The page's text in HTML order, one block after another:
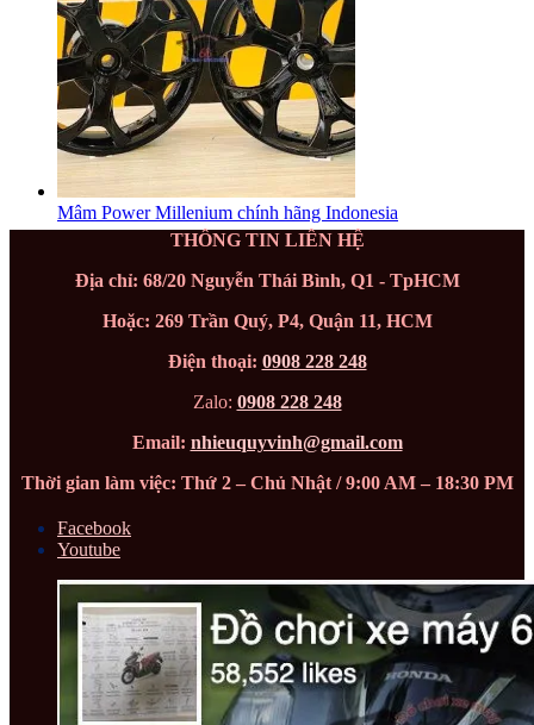
Mâm Power Millenium chính hãng Indonesia
THÔNG TIN LIÊN HỆ
Địa chỉ: 68/20 Nguyễn Thái Bình, Q1 - TpHCM
Hoặc: 269 Trần Quý, P4, Quận 11, HCM
Điện thoại: 0908 228 248
Zalo: 0908 228 248
Email: nhieuquyvinh@gmail.com
Thời gian làm việc: Thứ 2 – Chủ Nhật / 9:00 AM – 18:30 PM
Facebook
Youtube